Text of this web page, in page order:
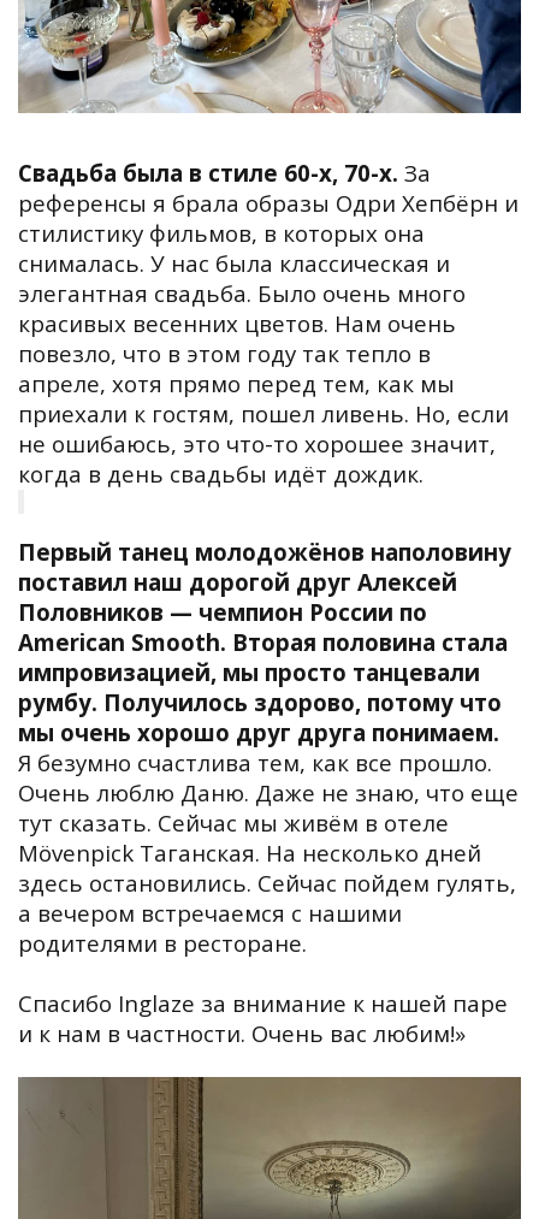
Свадьба была в стиле 60-х, 70-х. За
референсы я брала образы Одри Хепбёрн и
стилистику фильмов, в которых она
снималась. У нас была классическая и
элегантная свадьба. Было очень много
красивых весенних цветов. Нам очень
повезло, что в этом году так тепло в
апреле, хотя прямо перед тем, как мы
приехали к гостям, пошел ливень. Но, если
не ошибаюсь, это что-то хорошее значит,
когда в день свадьбы идёт дождик.
Первый танец молодожёнов наполовину
поставил наш дорогой друг Алексей
Половников — чемпион России по
American Smooth. Вторая половина стала
импровизацией, мы просто танцевали
румбу. Получилось здорово, потому что
мы очень хорошо друг друга понимаем.
Я безумно счастлива тем, как все прошло.
Очень люблю Даню. Даже не знаю, что еще
тут сказать. Сейчас мы живём в отеле
Mövenpick Таганская. На несколько дней
здесь остановились. Сейчас пойдем гулять,
а вечером встречаемся с нашими
родителями в ресторане.
Спасибо Inglaze за внимание к нашей паре
и к нам в частности. Очень вас любим!»